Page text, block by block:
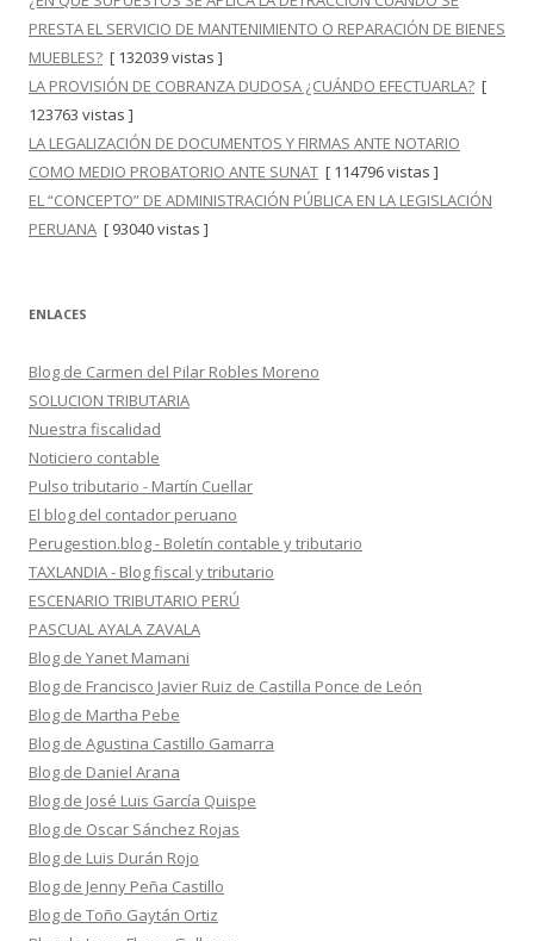
PRESTA EL SERVICIO DE MANTENIMIENTO O REPARACIÓN DE BIENES
MUEBLES? [ 132039 vistas ]
LA PROVISIÓN DE COBRANZA DUDOSA ¿CUÁNDO EFECTUARLA? [
123763 vistas ]
LA LEGALIZACIÓN DE DOCUMENTOS Y FIRMAS ANTE NOTARIO
COMO MEDIO PROBATORIO ANTE SUNAT [ 114796 vistas ]
EL “CONCEPTO” DE ADMINISTRACIÓN PÚBLICA EN LA LEGISLACIÓN
PERUANA [ 93040 vistas ]
ENLACES
Blog de Carmen del Pilar Robles Moreno
SOLUCION TRIBUTARIA
Nuestra fiscalidad
Noticiero contable
Pulso tributario - Martín Cuellar
El blog del contador peruano
Perugestion.blog - Boletín contable y tributario
TAXLANDIA - Blog fiscal y tributario
ESCENARIO TRIBUTARIO PERÚ
PASCUAL AYALA ZAVALA
Blog de Yanet Mamani
Blog de Francisco Javier Ruiz de Castilla Ponce de León
Blog de Martha Pebe
Blog de Agustina Castillo Gamarra
Blog de Daniel Arana
Blog de José Luis García Quispe
Blog de Oscar Sánchez Rojas
Blog de Luis Durán Rojo
Blog de Jenny Peña Castillo
Blog de Toño Gaytán Ortiz